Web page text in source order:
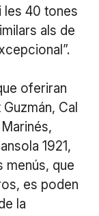
les 40 tones
als de
oferiran
Cal
1921,
menús, que
es poden
la